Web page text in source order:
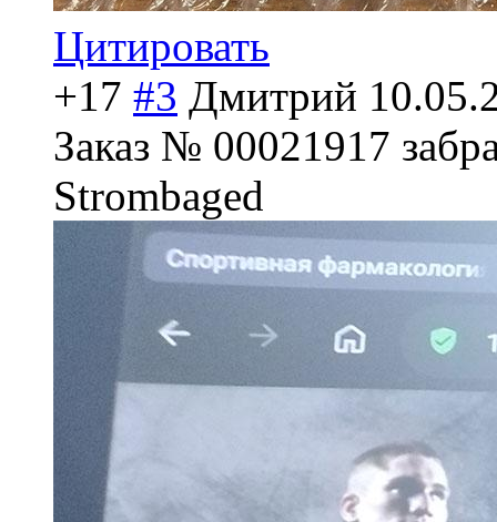
Цитировать
+17 #3 Дмитрий
Заказ № 00021917
Strombaged